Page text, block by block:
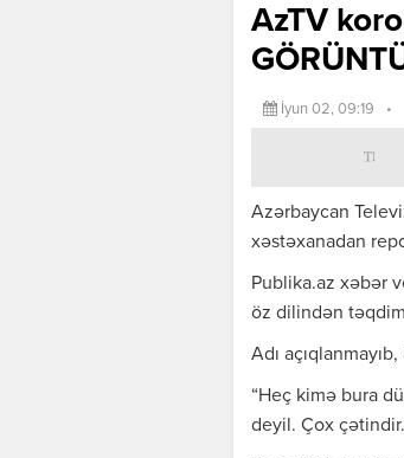
AzTV
İyun 02, 09:19 •
Azərbaycan
xəstəxanadan
Publika.az xəbər
öz dilindən
Adı
“Heç kimə bura
deyil. Çox